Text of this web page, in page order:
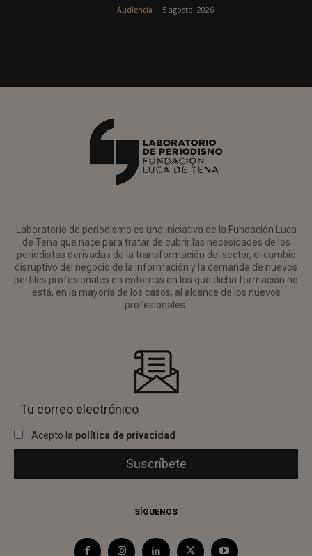
Audiencia 5 agosto, 2026
Laboratorio de periodismo es una iniciativa de la Fundación Luca
de Tena que nace para tratar de cubrir las necesidades de los
periodistas derivadas de la transformación del sector, el cambio
disruptivo del negocio de la información y la demanda de nuevos
perfiles profesionales en entornos en los que dicha formación no
está, en la mayoría de los casos, al alcance de los nuevos
profesionales.
Acepto la política de privacidad
SÍGUENOS